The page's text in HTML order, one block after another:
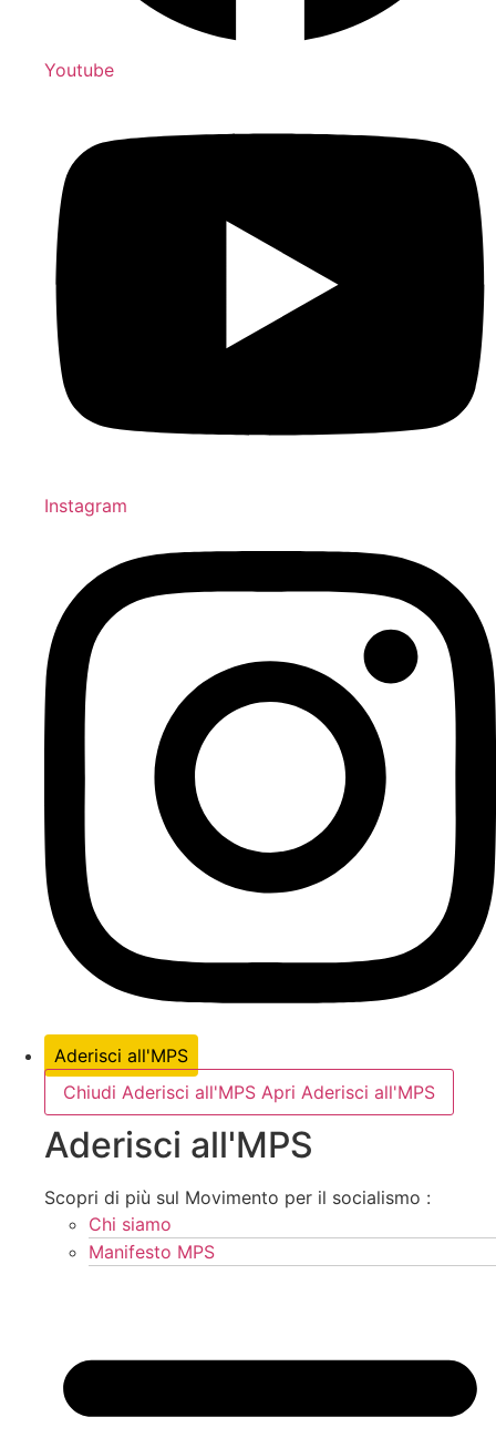
Youtube
Instagram
Aderisci all'MPS
Chiudi Aderisci all'MPS Apri Aderisci all'MPS
Aderisci all'MPS
Scopri di più sul Movimento per il socialismo :
Chi siamo
Manifesto MPS